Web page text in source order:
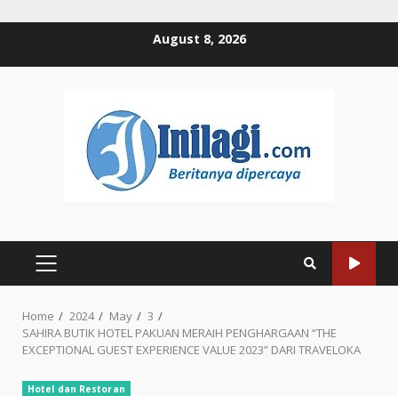
August 8, 2026
PRIMARY
Home 2024 May
3
SAHIRA BUTIK HOTEL PAKUAN MERAIH PENGHARGAAN “THE
EXCEPTIONAL GUEST EXPERIENCE VALUE 2023” DARI TRAVELOKA
Hotel dan Restoran